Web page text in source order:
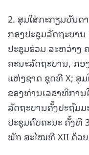
2. ສຸມໃສ່ກະກຽມບັນດ
ກອງປະຊຸມລັດຖະບານ
ປະຊຸມຮ່ວມ ລະຫວ່າງ
ຄະນະລັດຖະບານ, ກ
ແຫ່ງຊາດ ຊຸດທີ X; ສຸ
ຂອງທ່ານເລຂາທິກາ
ລັດຖະບານຄັ້ງປະຖົມ
ປະຊຸມຄົບຄະນະ ຄັ້ງທີ
ພັກ ສະໄໝທີ XII ດ້ວ